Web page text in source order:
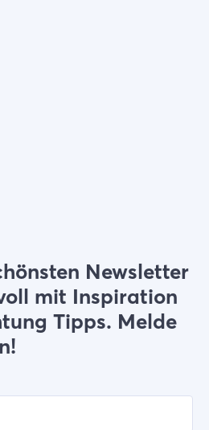
Newsletter
mit Inspiration
Tipps. Melde